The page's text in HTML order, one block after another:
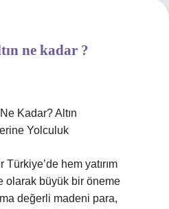
ne kadar ?
Kadar? Altın
Yolculuk
Türkiye’de hem yatırım
olarak büyük bir öneme
değerli madeni para,